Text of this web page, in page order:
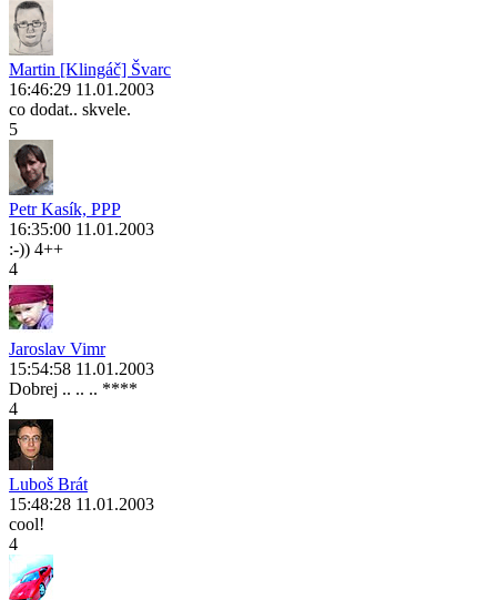
Martin [Klingáč] Švarc
16:46:29 11.01.2003
co dodat.. skvele.
5
Petr Kasík, PPP
16:35:00 11.01.2003
:-)) 4++
4
Jaroslav Vimr
15:54:58 11.01.2003
Dobrej .. .. .. ****
4
Luboš Brát
15:48:28 11.01.2003
cool!
4